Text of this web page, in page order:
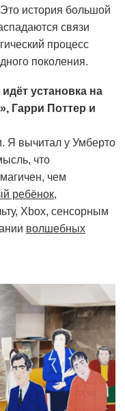
история большой
связи
процесс
поколения.
установка на
Гарри Поттер и
Я вычитал у Умберто
что
чем
ребёнок,
Хbox, сенсорным
волшебных